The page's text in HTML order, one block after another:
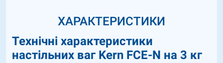
ХАРАКТЕРИСТИКИ
Технічні характеристики
настільних ваг Kern FCE-N на 3 кг